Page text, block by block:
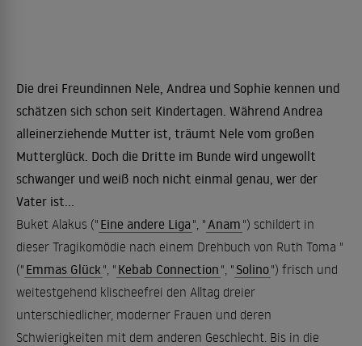
Die drei Freundinnen Nele, Andrea und Sophie kennen und
schätzen sich schon seit Kindertagen. Während Andrea
alleinerziehende Mutter ist, träumt Nele vom großen
Mutterglück. Doch die Dritte im Bunde wird ungewollt
schwanger und weiß noch nicht einmal genau, wer der
Vater ist...
Buket Alakus (" Eine andere Liga ", "Anam ") schildert in
dieser Tragikomödie nach einem Drehbuch von Ruth Toma "
(" Emmas Glück ", " Kebab Connection ", " Solino") frisch und
weitestgehend klischeefrei den Alltag dreier
unterschiedlicher, moderner Frauen und deren
Schwierigkeiten mit dem anderen Geschlecht. Bis in die